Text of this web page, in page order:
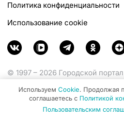
Политика конфиденциальности
Использование cookie
© 1997 – 2026 Городской
Министерства цифрового
коммуникаций Российской
Используем Cookie. Продолжая
соглашаетесь с Политикой
Пользовательским